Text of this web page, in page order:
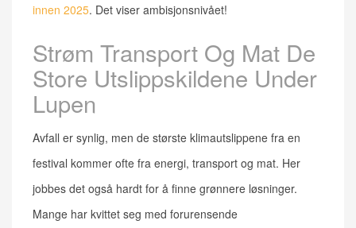
innen 2025. Det viser ambisjonsnivået!
Strøm Transport Og Mat De
Store Utslippskildene Under
Lupen
Avfall er synlig, men de største klimautslippene fra en
festival kommer ofte fra energi, transport og mat. Her
jobbes det også hardt for å finne grønnere løsninger.
Mange har kvittet seg med forurensende